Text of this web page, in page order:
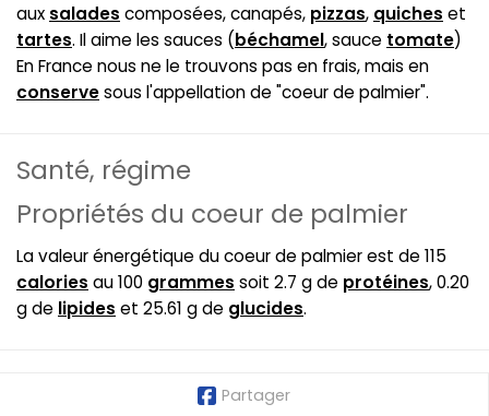
auxsalades composées, canapés, pizzas, quiches et
tartes. Il aime les sauces (béchamel, sauce tomate)
En France nous ne le trouvons pas en frais, mais en
conservesous l'appellation de "coeur de palmier".
Santé, régime
Propriétés du coeur de palmier
La valeur énergétique du coeur de palmier est de 115
calories au 100 grammes soit 2.7 g de protéines, 0.20
g de lipides et 25.61 g de glucides.
Partager